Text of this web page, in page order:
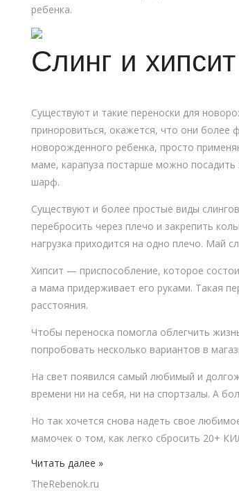
ребенка.
Слинг и хипсит
Существуют и такие переноски для
приноровиться, окажется, что они
новорожденного ребенка, просто
маме, карапуза постарше можно
шарф.
Существуют и более простые виды
перебросить через плечо и закрепить
нагрузка приходится на одно плечо. Май
Хипсит — приспособление, которое
а мама придерживает его руками. Такая
расстояния.
Чтобы переноска помогла облегчить
попробовать несколько вариантов в
На свет появился самый любимый и
времени ни на себя, ни на спортзалы. А
Но так хочется снова надеть свое
мамочек о том, как легко сбросить 20+
Читать далее »
TheRebenok.ru